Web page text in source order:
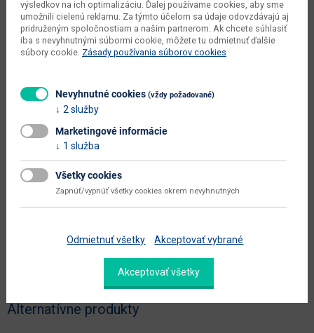
šírka sedadla (cm) 45
hĺbka sedadla (cm) 56
výška sedadla (cm) 49
údržba utierať namokro
Alternatívne produkty
výsledkov na ich optimalizáciu. Ďalej používame cookies, aby sme
umožnili cielenú reklamu. Za týmto účelom sa údaje odovzdávajú aj
pridruženým spoločnostiam a našim partnerom. Ak chcete súhlasiť
iba s nevyhnutnými súbormi cookie, môžete tu odmietnuť ďalšie
súbory cookie. Zásady používania súborov cookies
Nevyhnutné cookies (vždy požadované)
2 služby
Marketingové informácie
1 služba
Všetky cookies
Zapnúť/vypnúť všetky cookies okrem nevyhnutných
Odmietnuť všetky Akceptovať vybrané
Akceptovať všetky